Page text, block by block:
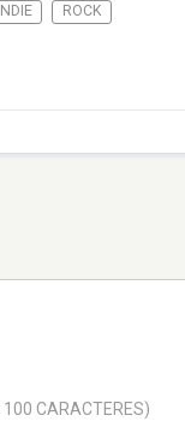
INDIE ROCK